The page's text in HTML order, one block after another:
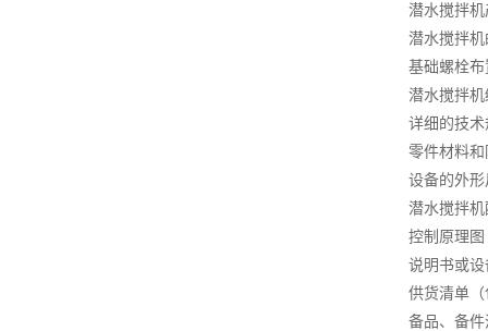
潜水搅拌
潜水搅拌
基础螺栓
潜水搅拌
详细的技术
零件材料
设备的外
潜水搅拌
控制原理图
说明书或
供货清单
备品、备件